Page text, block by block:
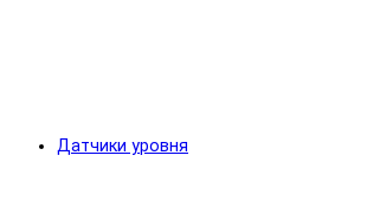
Датчики уровня